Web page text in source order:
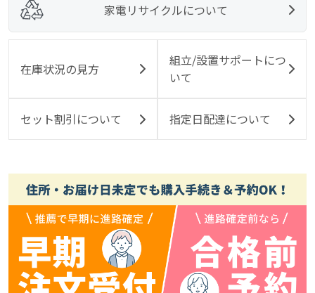
家電リサイクルについて
在庫状況の見方
組立/設置サポートにつ
いて
セット割引について 指定日配達について